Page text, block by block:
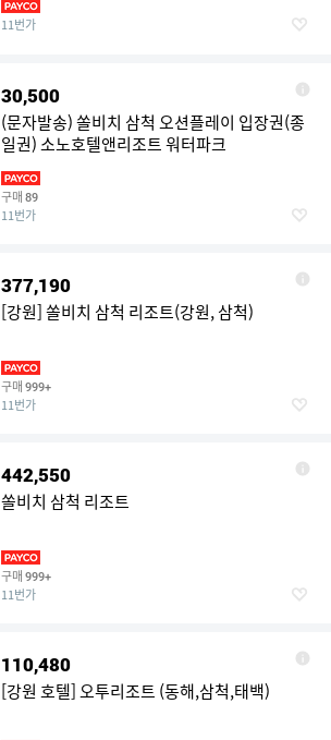
11번가
30,500
(문자발송) 쏠비치 삼척 오션플레이 입장권(종
일권) 소노호텔앤리조트 워터파크
구매 89
11번가
377,190
[강원] 쏠비치 삼척 리조트(강원, 삼척)
구매 999+
11번가
442,550
쏠비치 삼척 리조트
구매 999+
11번가
110,480
[강원 호텔] 오투리조트 (동해,삼척,태백)